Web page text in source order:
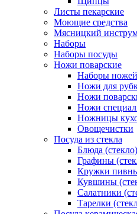
Листы пекарские
Моющие средства
Мясницкий
Наборы
Наборы посуды
Ножи поварские
Наборы ножей
Ножи для
Ножи
Ножи
Ножницы
Овощечистки
Посуда из стекла
Блюда (стекло)
Графины
Кружки
Кувшины
Салатники
Тарелки